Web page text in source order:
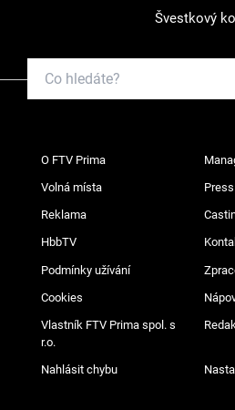
Švestkový
O FTV Prima
Volná místa Press
Reklama
HbbTV
Podmínky užívání
Cookies
Vlastník FTV Prima spol. s
r.o.
Nahlásit chybu